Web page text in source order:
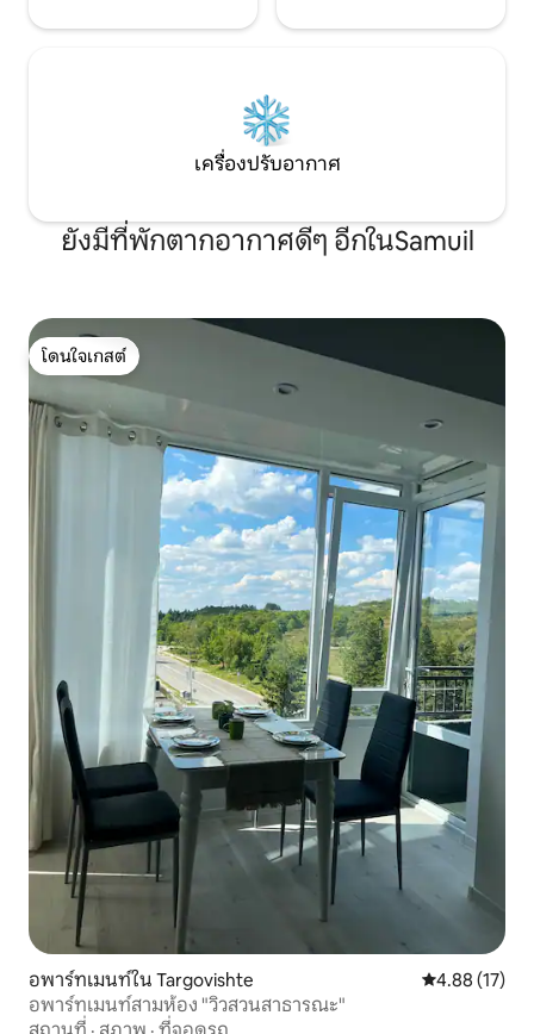
เครื่องปรับอากาศ
ยังมีที่พักตากอากาศดีๆ อีกในSamuil
โดนใจเกสต์
โดนใจเกสต์
อพาร์ทเมนท์ใน Targovishte คะแนนเฉลี่ย
4.88 (17)
อพาร์ทเมนท์สามห้อง "วิวสวนสาธารณะ"
สถานที่ · สภาพ · ที่จอดรถ